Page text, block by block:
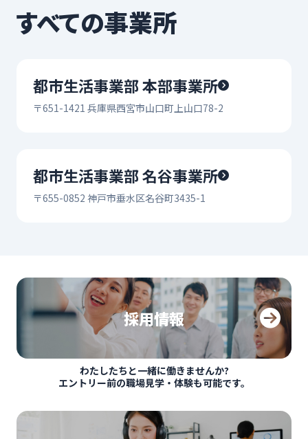
すべての事業所
都市生活事業部 本部事業所
〒651-1421 兵庫県西宮市山口町上山口78-2
都市生活事業部 名谷事業所
〒655-0852 神戸市垂水区名谷町3435-1
採用情報
わたしたちと一緒に働きませんか?
エントリー前の職場見学・体験も可能です。